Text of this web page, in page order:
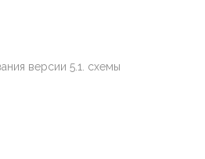
версии 5.1. схемы